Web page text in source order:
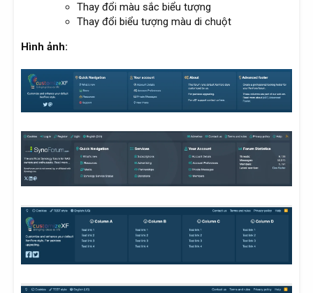
Thay đổi màu sắc biểu tượng
Thay đổi biểu tượng màu di chuột
Hình ảnh: